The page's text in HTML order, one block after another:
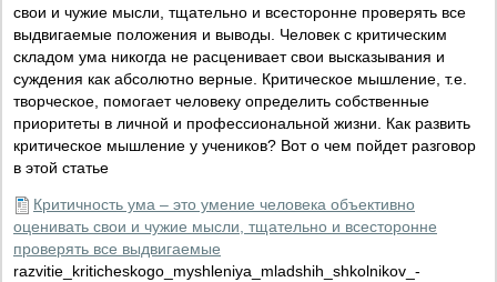
свои и чужие мысли, тщательно и всесторонне проверять все
выдвигаемые положения и выводы. Человек с критическим
складом ума никогда не расценивает свои высказывания и
суждения как абсолютно верные. Критическое мышление, т.е.
творческое, помогает человеку определить собственные
приоритеты в личной и профессиональной жизни. Как развить
критическое мышление у учеников? Вот о чем пойдет разговор
в этой статье
Критичность ума – это умение человека объективно
оценивать свои и чужие мысли, тщательно и всесторонне
проверять все выдвигаемые
razvitie_kriticheskogo_myshleniya_mladshih_shkolnikov_-